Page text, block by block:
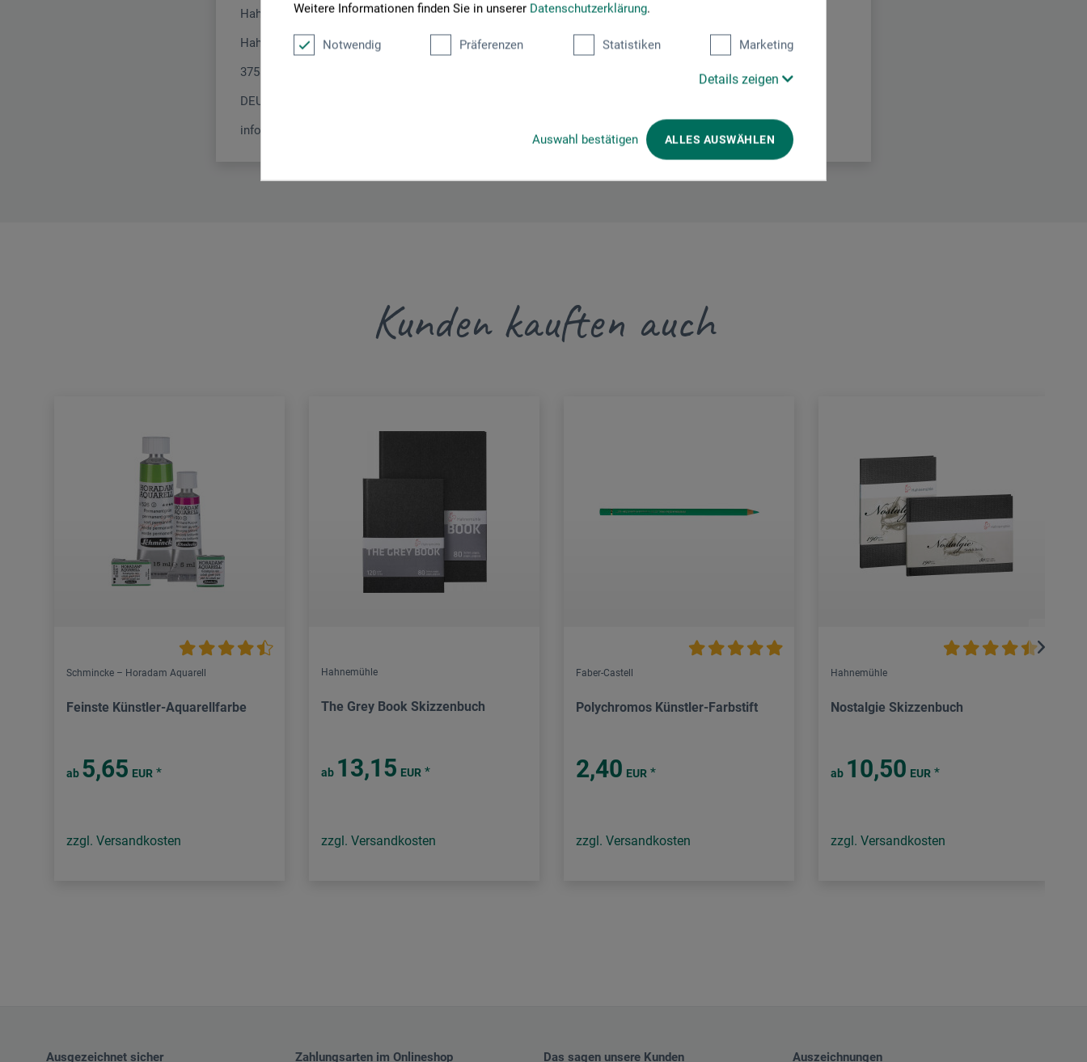
Weitere Informationen finden Sie in unserer Datenschutzerklärung.
Notwendig Präferenzen Statistiken Marketing
Details zeigen
Auswahl bestätigen ALLES AUSWÄHLEN
Hahnemühle FineArt GmbH
Hahnestr. 5
37586 Dassel
DEUTSCHLAND
info@hahnemuehle.com
Kunden kauften auch
Schmincke – Horadam Aquarell
Feinste Künstler-Aquarellfarbe
ab 5,65 EUR *
zzgl. Versandkosten
Hahnemühle
The Grey Book Skizzenbuch
ab 13,15 EUR *
zzgl. Versandkosten
Faber-Castell
Polychromos Künstler-Farbstift
2,40 EUR *
zzgl. Versandkosten
Hahnemühle
Nostalgie Skizzenbuch
ab 10,50 EUR *
zzgl. Versandkosten
Ausgezeichnet sicher Zahlungsarten im Onlineshop Das sagen unsere Kunden Auszeichnungen